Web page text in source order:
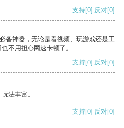
支持[0] 反对[0]
备神器，无论是看视频、玩游戏还是工
不用担心网速卡顿了。
支持[0] 反对[0]
法丰富。
支持[0] 反对[0]